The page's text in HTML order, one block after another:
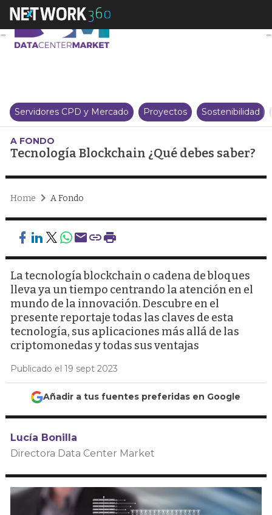
Tecnología Blockchain ¿Qué
Servidores CPD y Mercado Proyectos Sostenibilidad
A FONDO
Tecnología Blockchain ¿Qué debes saber?
Home A Fondo
La tecnología blockchain o cadena de bloques
lleva ya un tiempo centrando la atención en el
mundo de la innovación. Descubre en el
presente reportaje todas las claves de esta
tecnología, sus aplicaciones más allá de las
criptomonedas y todas sus ventajas
Publicado el 19 sept 2023
Añadir a tus fuentes preferidas en Google
Lucía Bonilla
Directora Data Center Market